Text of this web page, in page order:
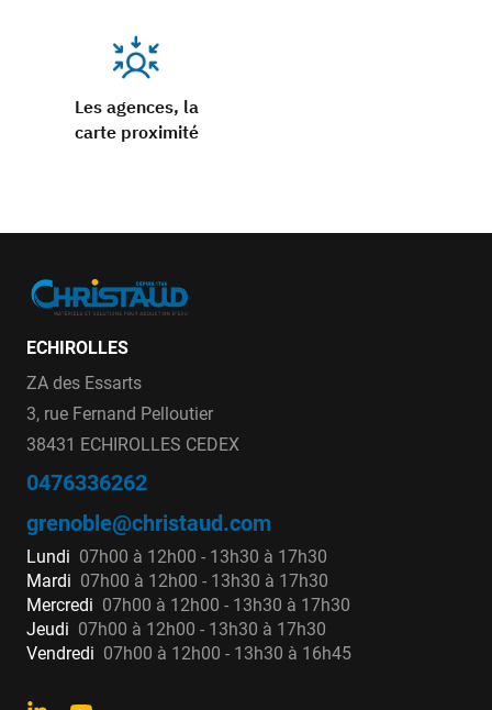
Les agences, la
carte proximité
ECHIROLLES
ZA des Essarts
3, rue Fernand Pelloutier
38431 ECHIROLLES CEDEX
0476336262
grenoble@christaud.com
Lundi 07h00 à 12h00 - 13h30 à 17h30
Mardi 07h00 à 12h00 - 13h30 à 17h30
Mercredi 07h00 à 12h00 - 13h30 à 17h30
Jeudi 07h00 à 12h00 - 13h30 à 17h30
Vendredi 07h00 à 12h00 - 13h30 à 16h45